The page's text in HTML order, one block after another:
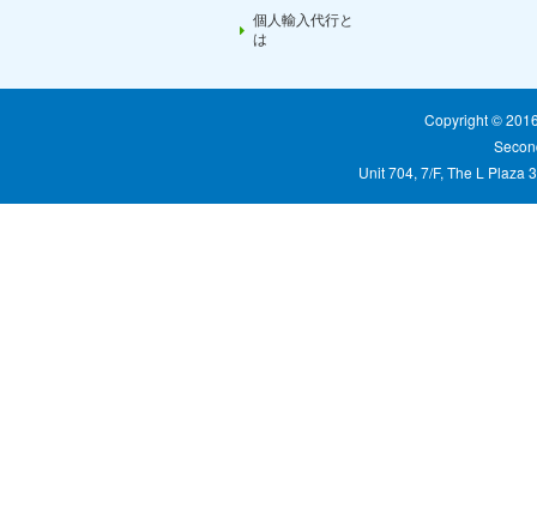
個人輸入代行と
は
Copyright ©
Unit 704, 7/F, The L Plaza